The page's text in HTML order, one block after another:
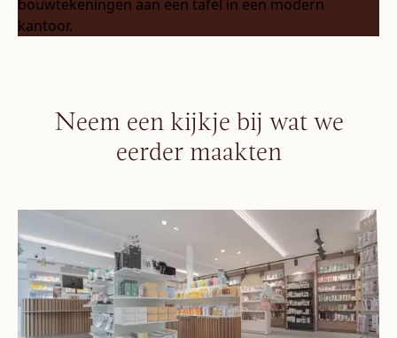
Neem een kijkje bij wat we
eerder maakten